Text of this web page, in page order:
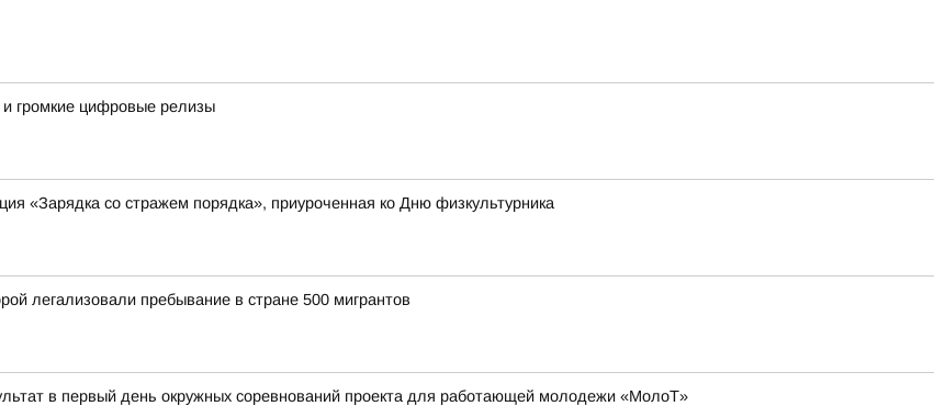
громкие цифровые релизы
«Зарядка со стражем порядка», приуроченная ко Дню физкультурника
легализовали пребывание в стране 500 мигрантов
в первый день окружных соревнований проекта для работающей молодежи «МолоТ»